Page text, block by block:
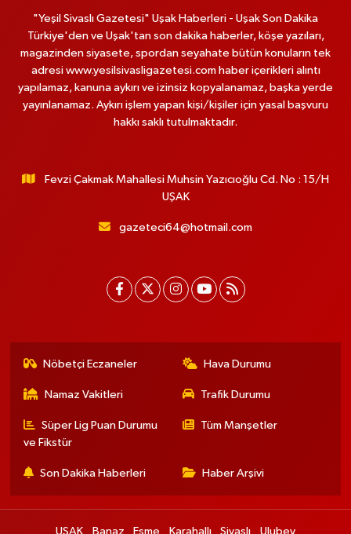
"Yeşil Sivaslı Gazetesi" Uşak Haberleri - Uşak Son Dakika
Türkiye'den ve Uşak'tan son dakika haberler, köşe yazıları,
magazinden siyasete, spordan seyahate bütün konuların tek
adresi www.yesilsivasligazetesi.com haber içerikleri alıntı
yapılamaz, kanuna aykırı ve izinsiz kopyalanamaz, başka yerde
yayınlanamaz. Aykırı işlem yapan kişi/kişiler için yasal başvuru
hakkı saklı tutulmaktadır.
Fevzi Çakmak Mahallesi Muhsin Yazıcıoğlu Cd. No : 15/H
UŞAK
gazeteci64@hotmail.com
Nöbetçi Eczaneler Hava Durumu
Namaz Vakitleri Trafik Durumu
Süper Lig Puan Durumu
ve Fikstür
Tüm Manşetler
Son Dakika Haberleri Haber Arşivi
UŞAK Banaz Eşme Karahallı Sivaslı Ulubey